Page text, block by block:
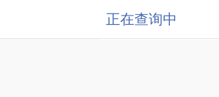
正在查询中